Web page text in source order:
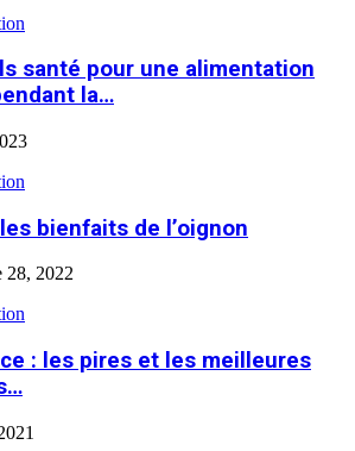
santé pour une alimentation
la…
bienfaits de l’oignon
28, 2022
: les pires et les meilleures